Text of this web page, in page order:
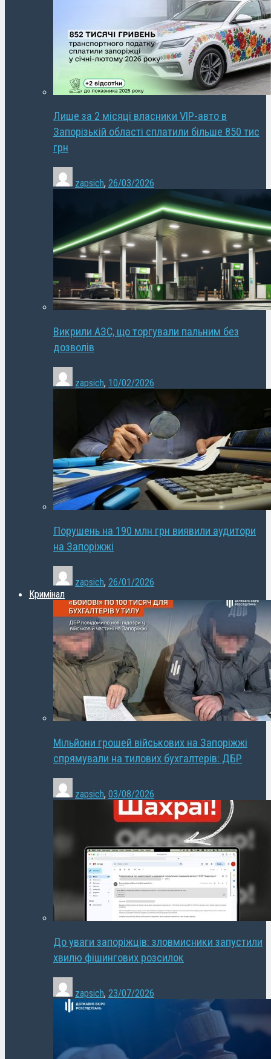
Лише за 2 місяці власники VIP-авто в
Запорізькій області сплатили більше 850 тис
грн
zapsich, 26/03/2026
Викрили АЗС, що торгували пальним без
дозволів
zapsich, 10/02/2026
Порушень на 190 млн грн виявили аудитори
на Запоріжжі
zapsich, 26/01/2026
Кримінал
Мільйони грошей військових на Запоріжжі
спрямували на тилових бухгалтерів: ДБР
zapsich, 03/08/2026
До уваги запоріжців: зловмисники запустили
хвилю фішингових розсилок
zapsich, 23/07/2026